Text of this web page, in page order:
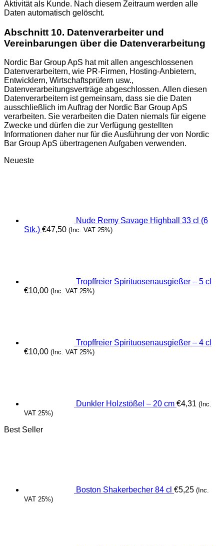
Aktivität als Kunde. Nach diesem Zeitraum werden alle
Daten automatisch gelöscht.
Abschnitt 10. Datenverarbeiter und
Vereinbarungen über die Datenverarbeitung
Nordic Bar Group ApS hat mit allen angeschlossenen
Datenverarbeitern, wie PR-Firmen, Hosting-Anbietern,
Entwicklern, Wirtschaftsprüfern usw.,
Datenverarbeitungsverträge abgeschlossen. Allen diesen
Datenverarbeitern ist gemeinsam, dass sie die Daten
ausschließlich im Auftrag der Nordic Bar Group ApS
verarbeiten. Sie verarbeiten die Daten niemals für eigene
Zwecke und dürfen die zur Verfügung gestellten
Informationen daher nur für die Ausführung der von Nordic
Bar Group ApS übertragenen Aufgaben verwenden.
Neueste
Nude Remy Savage Highball 33 cl (6
Stk.) €47,50 (Inc. VAT 25%)
Tropffreier Spirituosenausgießer – 5 cl
€10,00 (Inc. VAT 25%)
Tropffreier Spirituosenausgießer – 4 cl
€10,00 (Inc. VAT 25%)
Dunkler Holzstößel – 20 cm €4,31 (Inc.
VAT 25%)
Best Seller
Boston Shakerbecher 84 cl €5,25 (Inc.
VAT 25%)